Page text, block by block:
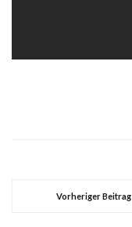
Vorheriger Beitrag